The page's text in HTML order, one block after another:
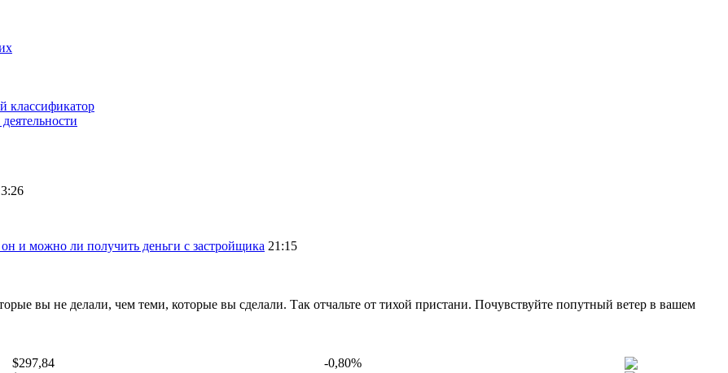
классификатор
и можно ли получить деньги с застройщика 21:15
вы не делали, чем теми, которые вы сделали. Так отчальте от тихой пристани. Почувствуйте попутный ветер в вашем
$297,84
-0,80%